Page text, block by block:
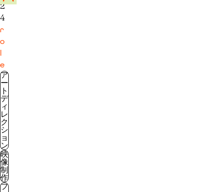
2
4
r
o
l
e
ア
ー
ト
デ
ィ
レ
ク
シ
ョ
ン
映
像
制
作
フ